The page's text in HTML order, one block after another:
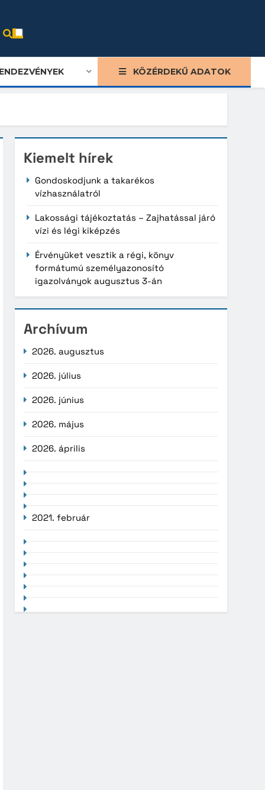
KÖZÉRDEKŰ ADATOK
Kiemelt hírek
Gondoskodjunk a takarékos
vízhasználatról
Lakossági tájékoztatás – Zajhatással járó
vízi és légi kiképzés
Érvényüket vesztik a régi, könyv
formátumú személyazonosító
igazolványok augusztus 3-án
Archívum
2026. augusztus
2026. július
2026. június
2026. május
2026. április
2021. február